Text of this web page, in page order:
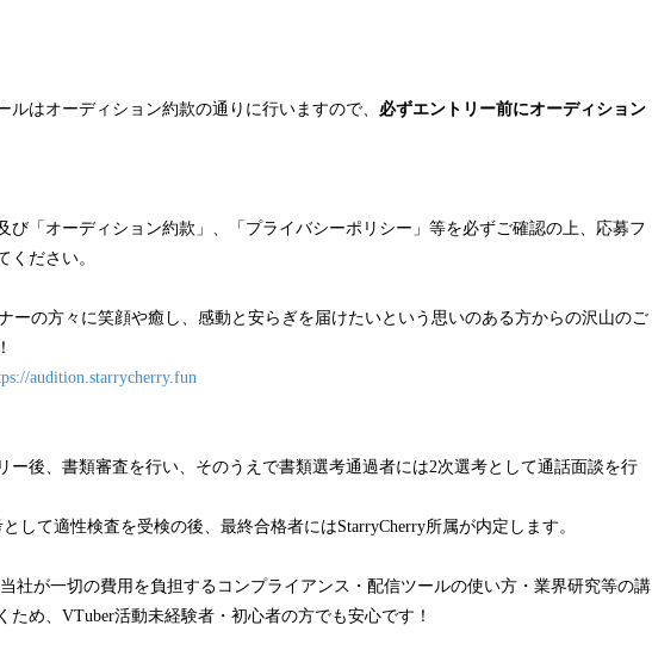
ルはオーディション約款の通りに行いますので、 必ずエントリー前にオーディション
び「オーディション約款」、「プライバシーポリシー」等を必ずご確認の上、応募フ
ください。
ーの方々に笑顔や癒し、感動と安らぎを届けたいという思いのある方からの沢山のご
audition.starrycherry.fun
ー後、書類審査を行い、そのうえで書類選考通過者には2次選考として通話面談を行
して適性検査を受検の後、最終合格者にはStarryCherry所属が内定します。
社が一切の費用を負担するコンプライアンス・配信ツールの使い方・業界研究等の講
ため、VTuber活動未経験者・初心者の方でも安心です！